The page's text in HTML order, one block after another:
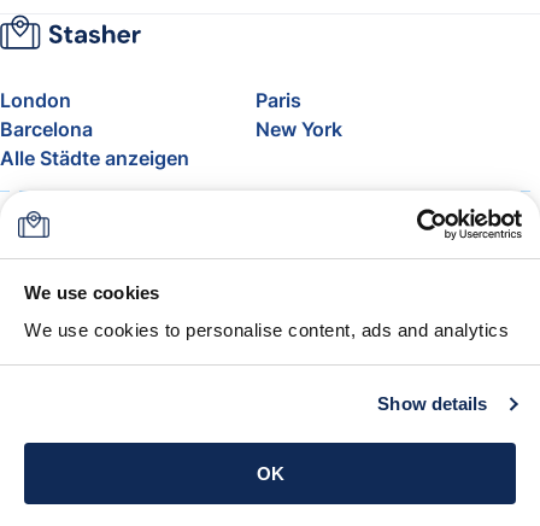
We use cookies
We use cookies to personalise content, ads and analytics
Show details
OK
London
Paris
Barcelona
New York
Alle Städte anzeigen
Über uns
FAQ
Support
Blog
Freigepäck bei Airlines
Die Stasher-Garantie
AGB
App holen